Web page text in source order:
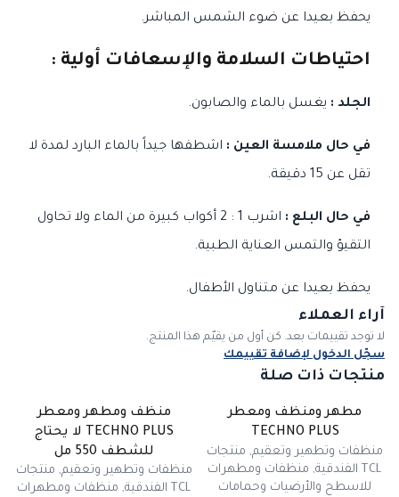
يحفظ بعيدا عن ضوء الشمس المباشر.
احتياطات السلامة والإسعافات أولية :
الجلد : يغسل بالماء والصابون.
في حال ملامسة العين : اشطفها جيداً بالماء البارد لمدة لا
تقل عن 15 دقيقة.
في حال البلع :
اشرب 1 : 2 أكواب كبيرة من الماء ولا تحاول
التقيؤ والتمس العناية الطبية.
يحفظ بعيدا عن متناول الأطفال.
آراء العملاء
لا توجد تقييمات بعد. كن أول من يقيّم هذا المنتج.
سجّل الدخول لإضافة تقييمك
منتجات ذات صلة
مطهر ومنظف ومعطر
TECHNO PLUS
منظفات وتطهير وتعقيم, منتجات
TCL الفندقية
, منظفات ومطهرات
للاسطح والأرضيات وحمامات
منظف ومطهر ومعطر
TECHNO PLUS لا يحتاج
للشطف 550 مل
منظفات وتطهير وتعقيم, منتجات
TCL الفندقية
, منظفات ومطهرات